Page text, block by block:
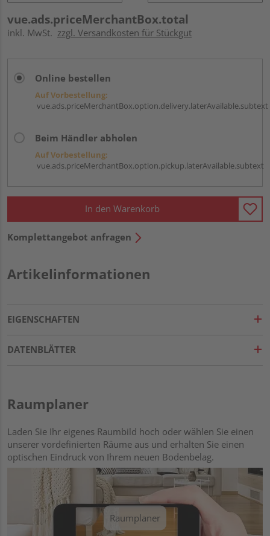
vue.ads.priceMerchantBox.total
inkl. MwSt. zzgl. Versandkosten für Stückgut
Online bestellen
Auf Vorbestellung:
vue.ads.priceMerchantBox.option.delivery.laterAvailable.subtext
Beim Händler abholen
Auf Vorbestellung:
vue.ads.priceMerchantBox.option.pickup.laterAvailable.subtext
In den Warenkorb
Komplettangebot anfragen
Artikelinformationen
EIGENSCHAFTEN
DATENBLÄTTER
Raumplaner
Laden Sie Ihr eigenes Raumbild hoch oder wählen Sie einen
unserer vordefinierten Räume aus und erhalten Sie einen
optischen Eindruck von Ihrem neuen Bodenbelag.
Raumplaner